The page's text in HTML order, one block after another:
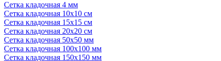
Сетка кладочная 4 мм
Сетка кладочная 10x10 см
Сетка кладочная 15x15 см
Сетка кладочная 20x20 см
Сетка кладочная 50x50 мм
Сетка кладочная 100x100 мм
Сетка кладочная 150x150 мм